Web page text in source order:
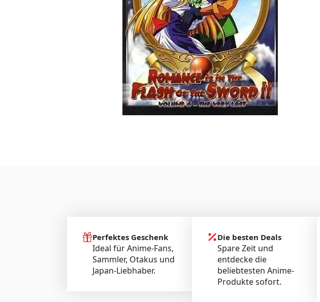
Perfektes Geschenk
Ideal für Anime-Fans,
Sammler, Otakus und
Japan-Liebhaber.
Die besten Deals
Spare Zeit und
entdecke die
beliebtesten Anime-
Produkte sofort.